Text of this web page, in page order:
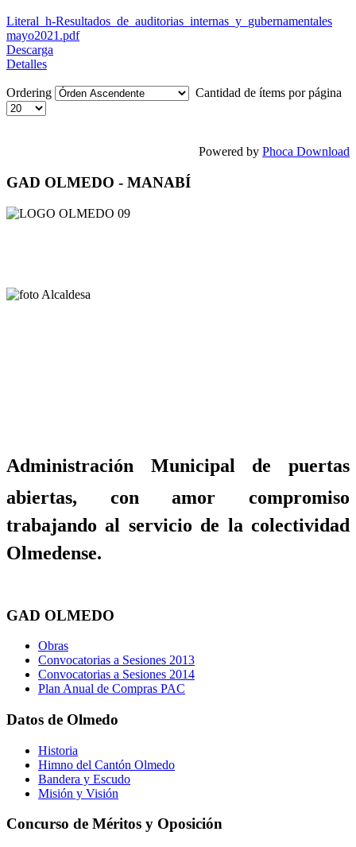
Literal_h-Resultados_de_auditorias_internas_y_gubernamentales
mayo2021.pdf
Descarga
Detalles
Ordering Cantidad de ítems por página
Powered by Phoca Download
GAD OLMEDO - MANABÍ
Administración Municipal de puertas
abiertas, con amor compromiso
trabajando al servicio de la colectividad
Olmedense.
GAD OLMEDO
Obras
Convocatorias a Sesiones 2013
Convocatorias a Sesiones 2014
Plan Anual de Compras PAC
Datos de Olmedo
Historia
Himno del Cantón Olmedo
Bandera y Escudo
Misión y Visión
Concurso de Méritos y Oposición